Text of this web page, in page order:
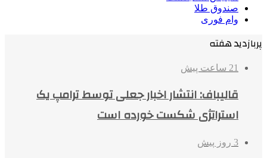
صندوق طلا
وام فوری
پربازدید هفته
21 ساعت پیش
قالیباف: انتشار اخبار جعلی توسط ترامپ یک
استراتژی شکست خورده است
3 روز پیش